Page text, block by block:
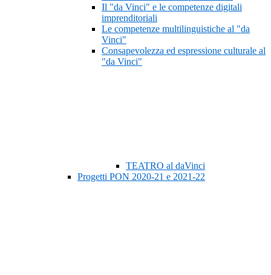
Il "da Vinci" e le competenze digitali
imprenditoriali
Le competenze multilinguistiche al "da
Vinci"
Consapevolezza ed espressione culturale al
"da Vinci"
TEATRO al daVinci
Progetti PON 2020-21 e 2021-22